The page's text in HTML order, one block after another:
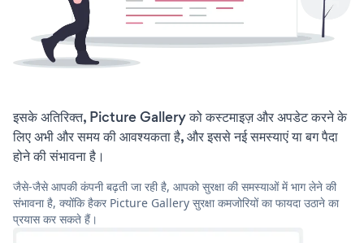
इसके अतिरिक्त, Picture Gallery को कस्टमाइज़ और अपडेट करने के
लिए अभी और समय की आवश्यकता है, और इससे नई समस्याएं या बग पैदा
होने की संभावना है।
जैसे-जैसे आपकी कंपनी बढ़ती जा रही है, आपको सुरक्षा की समस्याओं में भाग लेने की
संभावना है, क्योंकि हैकर Picture Gallery सुरक्षा कमजोरियों का फायदा उठाने का
प्रयास कर सकते हैं।